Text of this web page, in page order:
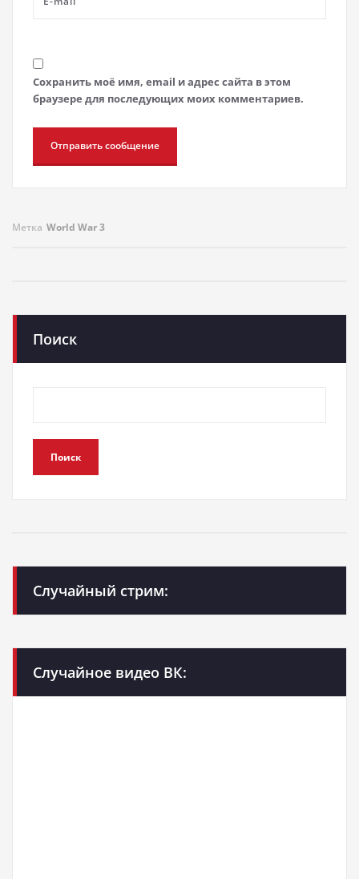
Сохранить моё имя, email и адрес сайта в этом
браузере для последующих моих комментариев.
Метка World War 3
Поиск
Поиск
Случайный стрим:
Случайное видео ВК: